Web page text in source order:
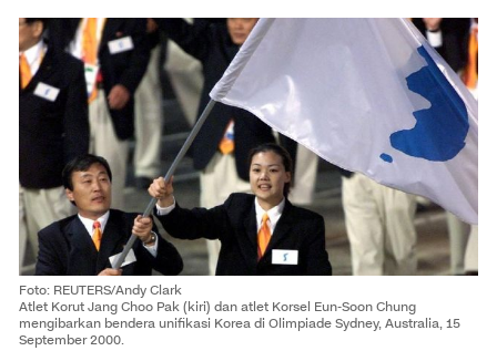
Foto: REUTERS/Andy Clark
Atlet Korut Jang Choo Pak (kiri) dan atlet Korsel Eun-Soon Chung
mengibarkan bendera unifikasi Korea di Olimpiade Sydney, Australia, 15
September 2000.